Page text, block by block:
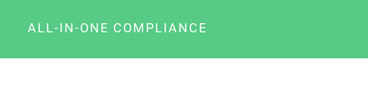
ALL-IN-ONE COMPLIANCE